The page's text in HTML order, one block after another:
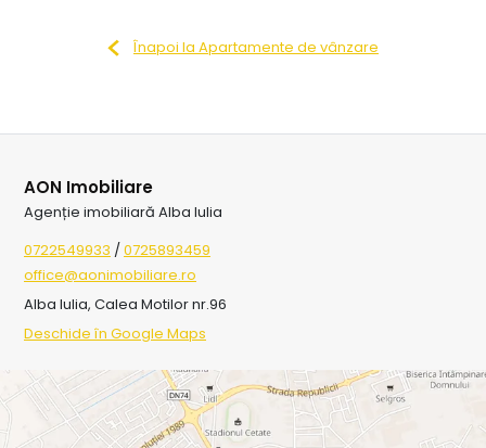
Înapoi la Apartamente de vânzare
AON Imobiliare
Agenție imobiliară Alba Iulia
0722549933 / 0725893459
office@aonimobiliare.ro
Alba Iulia, Calea Motilor nr.96
Deschide în Google Maps